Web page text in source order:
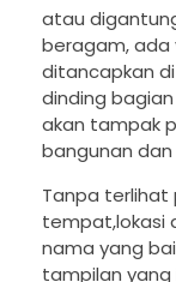
atau
beragam, ada
ditancapkan
dinding
akan tampak
bangunan
Tanpa terlihat
tempat,lokasi
nama yang
tampilan